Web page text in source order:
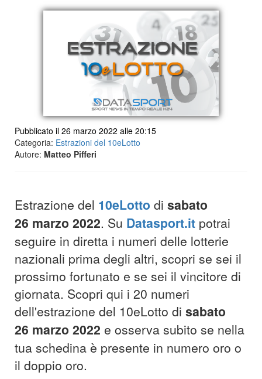
Pubblicato il 26 marzo 2022 alle 20:15
Categoria: Estrazioni del 10eLotto
Autore: Matteo Pifferi
Estrazione del 10eLotto di sabato
26 marzo 2022. Su Datasport.it potrai
seguire in diretta i numeri delle lotterie
nazionali prima degli altri, scopri se sei il
prossimo fortunato e se sei il vincitore di
giornata. Scopri qui i 20 numeri
dell'estrazione del 10eLotto di sabato
26 marzo 2022 e osserva subito se nella
tua schedina è presente in numero oro o
il doppio oro.